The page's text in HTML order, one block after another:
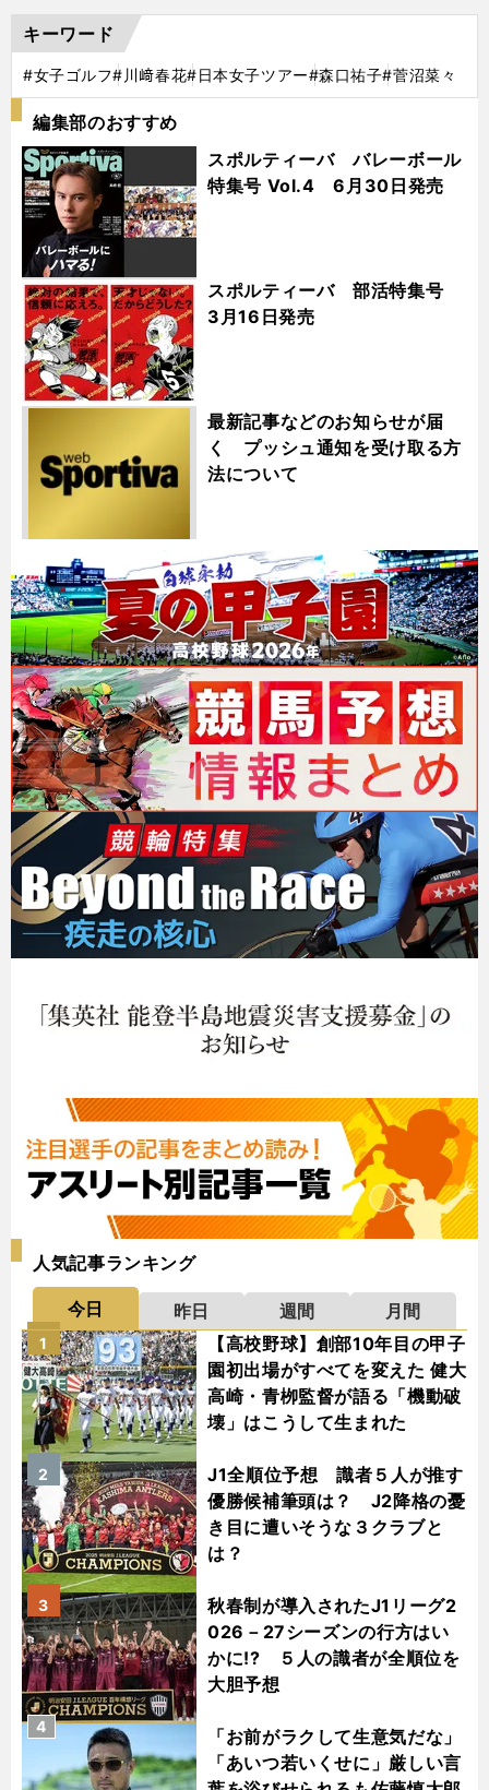
キーワード
#女子ゴルフ#川﨑春花#日本女子ツアー#森口祐子#菅沼菜々
編集部のおすすめ
スポルティーバ バレーボール
特集号 Vol.4 6月30日発売
スポルティーバ 部活特集号
3月16日発売
最新記事などのお知らせが届
く プッシュ通知を受け取る方
法について
人気記事ランキング
今日 昨日 週間
月間
【高校野球】創部10年目の甲子
園初出場がすべてを変えた 健大
高崎・青栁監督が語る「機動破
壊」はこうして生まれた
1
J1全順位予想 識者５人が推す
優勝候補筆頭は？ J2降格の憂
き目に遭いそうな３クラブと
は？
2
秋春制が導入されたJ1リーグ2
026－27シーズンの行方はい
かに!? ５人の識者が全順位を
大胆予想
3
「お前がラクして生意気だな」
「あいつ若いくせに」厳しい言
4